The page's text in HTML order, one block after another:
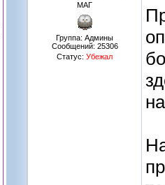
МАГ
Группа: Админы
Сообщений: 25306
Статус: Убежал